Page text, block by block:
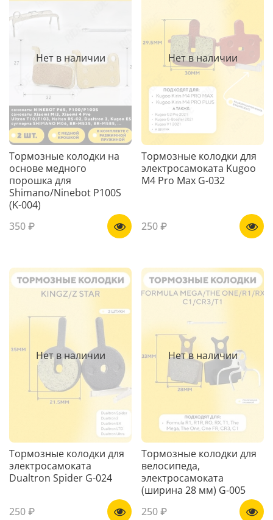
Нет в наличии
Тормозные колодки на
основе медного
порошка для
Shimano/Ninebot P100S
(K-004)
350 ₽
Нет в наличии
Тормозные колодки для
электросамоката Kugoo
M4 Pro Max G-032
250 ₽
Нет в наличии
Тормозные колодки для
электросамоката
Dualtron Spider G-024
250 ₽
Нет в наличии
Тормозные колодки для
велосипеда,
электросамоката
(ширина 28 мм) G-005
250 ₽